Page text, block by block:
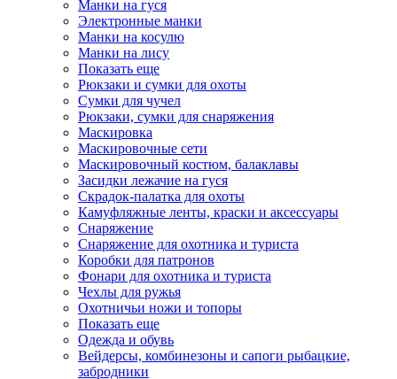
Манки на гуся
Электронные манки
Манки на косулю
Манки на лису
Показать еще
Рюкзаки и сумки для охоты
Сумки для чучел
Рюкзаки, сумки для снаряжения
Маскировка
Маскировочные сети
Маскировочный костюм, балаклавы
Засидки лежачие на гуся
Скрадок-палатка для охоты
Камуфляжные ленты, краски и аксессуары
Снаряжение
Снаряжение для охотника и туриста
Коробки для патронов
Фонари для охотника и туриста
Чехлы для ружья
Охотничьи ножи и топоры
Показать еще
Одежда и обувь
Вейдерсы, комбинезоны и сапоги рыбацкие,
забродники